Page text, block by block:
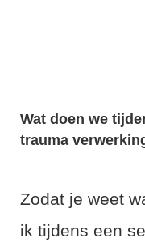
Wat doen we
trauma
Zodat je weet
ik tijdens een